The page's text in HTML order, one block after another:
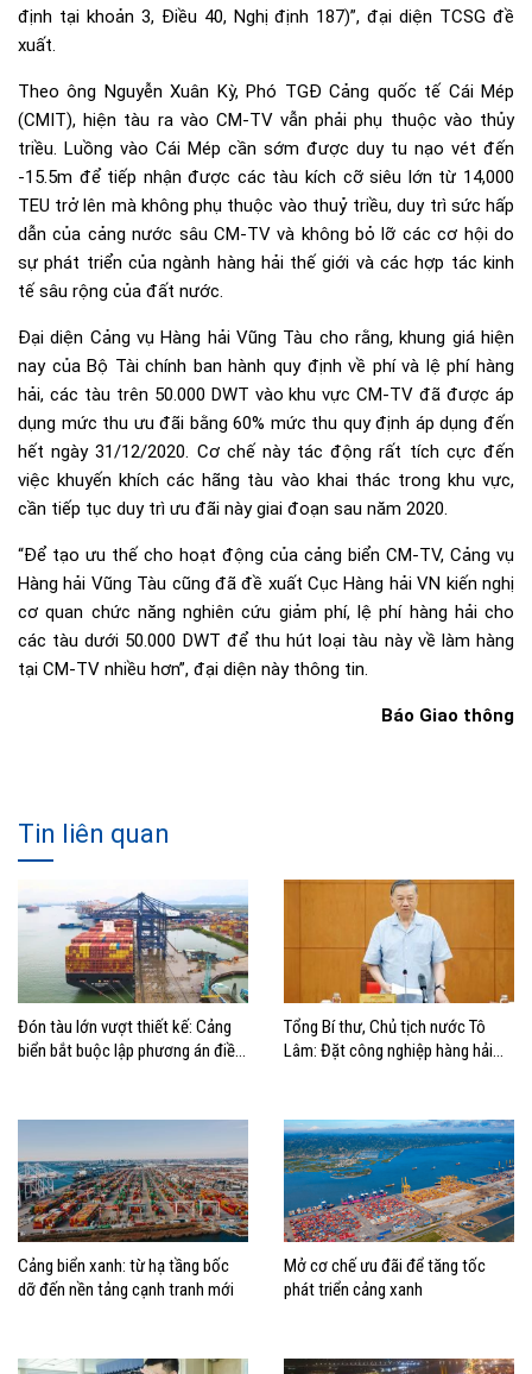
định tại khoản 3, Điều 40, Nghị định 187)”, đại diện TCSG đề
xuất.
Theo ông Nguyễn Xuân Kỳ, Phó TGĐ Cảng quốc tế Cái Mép
(CMIT), hiện tàu ra vào CM-TV vẫn phải phụ thuộc vào thủy
triều. Luồng vào Cái Mép cần sớm được duy tu nạo vét đến
-15.5m để tiếp nhận được các tàu kích cỡ siêu lớn từ 14,000
TEU trở lên mà không phụ thuộc vào thuỷ triều, duy trì sức hấp
dẫn của cảng nước sâu CM-TV và không bỏ lỡ các cơ hội do
sự phát triển của ngành hàng hải thế giới và các hợp tác kinh
tế sâu rộng của đất nước.
Đại diện Cảng vụ Hàng hải Vũng Tàu cho rằng, khung giá hiện
nay của Bộ Tài chính ban hành quy định về phí và lệ phí hàng
hải, các tàu trên 50.000 DWT vào khu vực CM-TV đã được áp
dụng mức thu ưu đãi bằng 60% mức thu quy định áp dụng đến
hết ngày 31/12/2020. Cơ chế này tác động rất tích cực đến
việc khuyến khích các hãng tàu vào khai thác trong khu vực,
cần tiếp tục duy trì ưu đãi này giai đoạn sau năm 2020.
“Để tạo ưu thế cho hoạt động của cảng biển CM-TV, Cảng vụ
Hàng hải Vũng Tàu cũng đã đề xuất Cục Hàng hải VN kiến nghị
cơ quan chức năng nghiên cứu giảm phí, lệ phí hàng hải cho
các tàu dưới 50.000 DWT để thu hút loại tàu này về làm hàng
tại CM-TV nhiều hơn”, đại diện này thông tin.
Báo Giao thông
Tin liên quan
Đón tàu lớn vượt thiết kế: Cảng
biển bắt buộc lập phương án điều
Tổng Bí thư, Chủ tịch nước Tô
Lâm: Đặt công nghiệp hàng hải
biển mạnh
Cảng biển xanh: từ hạ tầng bốc
dỡ đến nền tảng cạnh tranh mới
Mở cơ chế ưu đãi để tăng tốc
phát triển cảng xanh